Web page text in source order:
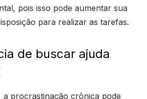
pois isso pode aumentar sua
para realizar as tarefas.
de buscar ajuda
a procrastinação crônica pode